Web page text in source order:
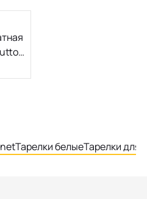
Тарелки белыеТарелки для